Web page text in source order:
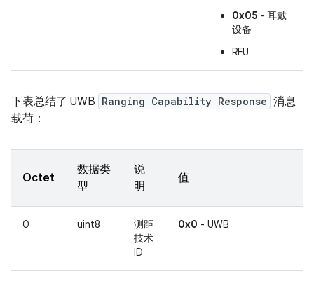
0x05 - 耳戴
设备
RFU
下表总结了 UWB Ranging Capability Response 消息
载荷：
Octet
数据类
型
说
明
值
0 uint8
测距
技术
ID
0x0 - UWB